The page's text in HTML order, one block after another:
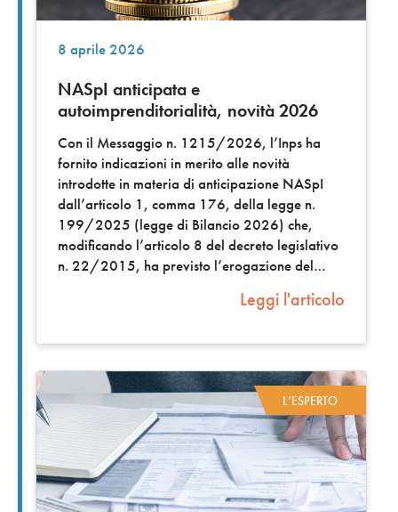
8 aprile 2026
NASpI anticipata e
autoimprenditorialità, novità 2026
Con il Messaggio n. 1215/2026, l’Inps ha
fornito indicazioni in merito alle novità
introdotte in materia di anticipazione NASpI
dall’articolo 1, comma 176, della legge n.
199/2025 (legge di Bilancio 2026) che,
modificando l’articolo 8 del decreto legislativo
n. 22/2015, ha previsto l’erogazione del
Leggi l'articolo
L’ESPERTO